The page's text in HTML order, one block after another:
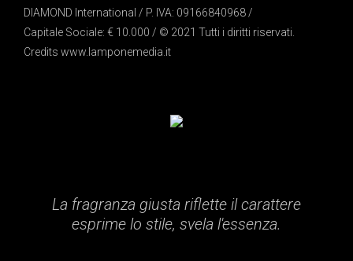
DIAMOND International / P. IVA: 09166840968 /
Capitale Sociale: € 10.000 / © 2021 Tutti i diritti riservati.
Credits www.lamponemedia.it
La fragranza giusta riflette il carattere
esprime lo stile, svela l'essenza.